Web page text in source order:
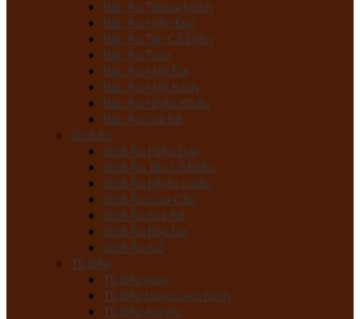
Bàn Ăn Thông Minh
Bàn Ăn Hiện Đại
Bàn Ăn Tân Cổ Điển
Bàn Ăn Tròn
Bàn Ăn Mặt Đá
Bàn Ăn Mặt Kính
Bàn Ăn Nhập Khẩu
Bàn Ăn Giá Rẻ
Ghế ăn
Ghế Ăn Hiện Đại
Ghế Ăn Tân Cổ Điển
Ghế Ăn Nhập Khẩu
Ghế Ăn Cao Cấp
Ghế Ăn Giá Rẻ
Ghế Ăn Bọc Da
Ghế Ăn Gỗ
Tủ Bếp
Tủ Bếp Inox
Tủ Bếp Inox Cánh Kính
Tủ Bếp Acrylic